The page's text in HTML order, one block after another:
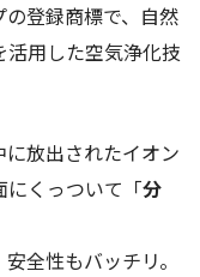
の登録商標で、自然
用した空気浄化技
放出されたイオン
くっついて「分
全性もバッチリ。